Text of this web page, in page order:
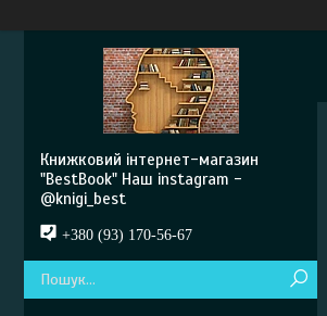
Книжковий інтернет-магазин
"BestBook" Наш instagram -
@knigi_best
+380 (93) 170-56-67